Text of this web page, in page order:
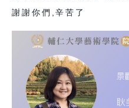
謝謝你們,辛苦了